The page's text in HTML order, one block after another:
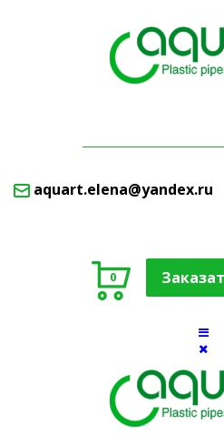
aquart.elena@yandex.ru
0